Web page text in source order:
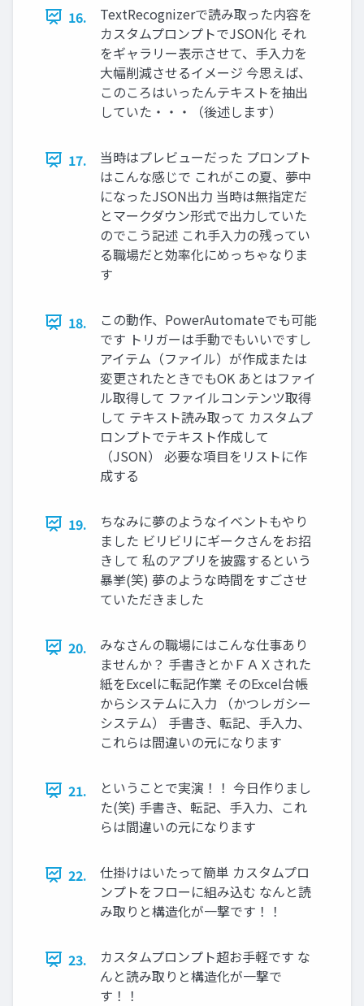
16.
TextRecognizerで読み取った内容を
カスタムプロンプトでJSON化 それ
をギャラリー表示させて、手入力を
大幅削減させるイメージ 今思えば、
このころはいったんテキストを抽出
していた・・・（後述します）
17.
当時はプレビューだった プロンプト
はこんな感じで これがこの夏、夢中
になったJSON出力 当時は無指定だ
とマークダウン形式で出力していた
のでこう記述 これ手入力の残ってい
る職場だと効率化にめっちゃなりま
す
18.
この動作、PowerAutomateでも可能
です トリガーは手動でもいいですし
アイテム（ファイル）が作成または
変更されたときでもOK あとはファイ
ル取得して ファイルコンテンツ取得
して テキスト読み取って カスタムプ
ロンプトでテキスト作成して
（JSON） 必要な項目をリストに作
成する
19.
ちなみに夢のようなイベントもやり
ました ビリビリにギークさんをお招
きして 私のアプリを披露するという
暴挙(笑) 夢のような時間をすごさせ
ていただきました
20.
みなさんの職場にはこんな仕事あり
ませんか？ 手書きとかＦＡＸされた
紙をExcelに転記作業 そのExcel台帳
からシステムに入力 （かつレガシー
システム） 手書き、転記、手入力、
これらは間違いの元になります
21.
ということで実演！！ 今日作りまし
た(笑) 手書き、転記、手入力、これ
らは間違いの元になります
22.
仕掛けはいたって簡単 カスタムプロ
ンプトをフローに組み込む なんと読
み取りと構造化が一撃です！！
23.
カスタムプロンプト超お手軽です な
んと読み取りと構造化が一撃で
す！！